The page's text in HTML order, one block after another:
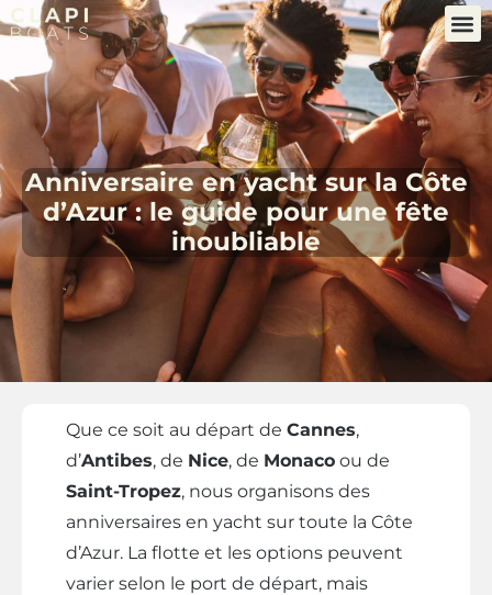
Anniversaire en yacht sur la Côte
d’Azur : le guide pour une fête
inoubliable
Que ce soit au départ de Cannes,
d’Antibes, de Nice, de Monaco ou de
Saint-Tropez, nous organisons des
anniversaires en yacht sur toute la Côte
d’Azur. La flotte et les options peuvent
varier selon le port de départ, mais